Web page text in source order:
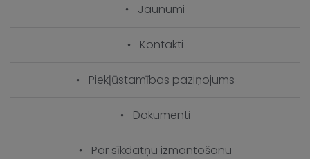
Jaunumi
Kontakti
Piekļūstamības paziņojums
Dokumenti
Par sīkdatņu izmantošanu